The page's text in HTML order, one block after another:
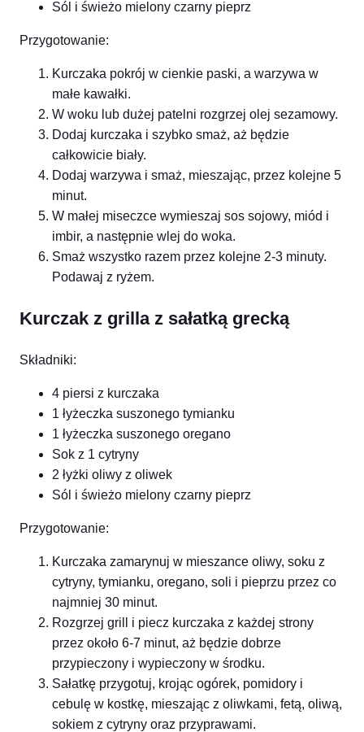
Sól i świeżo mielony czarny pieprz
Przygotowanie:
Kurczaka pokrój w cienkie paski, a warzywa w
małe kawałki.
W woku lub dużej patelni rozgrzej olej sezamowy.
Dodaj kurczaka i szybko smaż, aż będzie
całkowicie biały.
Dodaj warzywa i smaż, mieszając, przez kolejne 5
minut.
W małej miseczce wymieszaj sos sojowy, miód i
imbir, a następnie wlej do woka.
Smaż wszystko razem przez kolejne 2-3 minuty.
Podawaj z ryżem.
Kurczak z grilla z sałatką grecką
Składniki:
4 piersi z kurczaka
1 łyżeczka suszonego tymianku
1 łyżeczka suszonego oregano
Sok z 1 cytryny
2 łyżki oliwy z oliwek
Sól i świeżo mielony czarny pieprz
Przygotowanie:
Kurczaka zamarynuj w mieszance oliwy, soku z
cytryny, tymianku, oregano, soli i pieprzu przez co
najmniej 30 minut.
Rozgrzej grill i piecz kurczaka z każdej strony
przez około 6-7 minut, aż będzie dobrze
przypieczony i wypieczony w środku.
Sałatkę przygotuj, krojąc ogórek, pomidory i
cebulę w kostkę, mieszając z oliwkami, fetą, oliwą,
sokiem z cytryny oraz przyprawami.